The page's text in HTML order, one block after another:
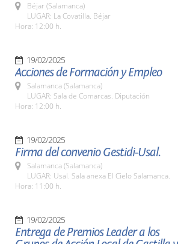
Béjar (Salamanca)
LUGAR: La Covatilla. Béjar
Hora: 12:00 h.
19/02/2025
Acciones de Formación y Empleo
Salamanca (Salamanca)
LUGAR: Sala de Comarcas. Diputación
Hora: 12:00 h.
19/02/2025
Firma del convenio Gestidi-Usal.
Salamanca (Salamanca)
LUGAR: Usal. Sala anexa El Cielo Salamanca.
Hora: 11:00 h.
19/02/2025
Entrega de Premios Leader a los